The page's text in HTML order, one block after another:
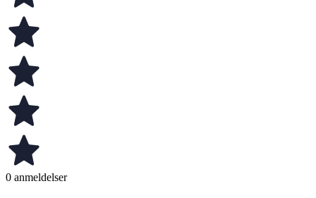
0 anmeldelser